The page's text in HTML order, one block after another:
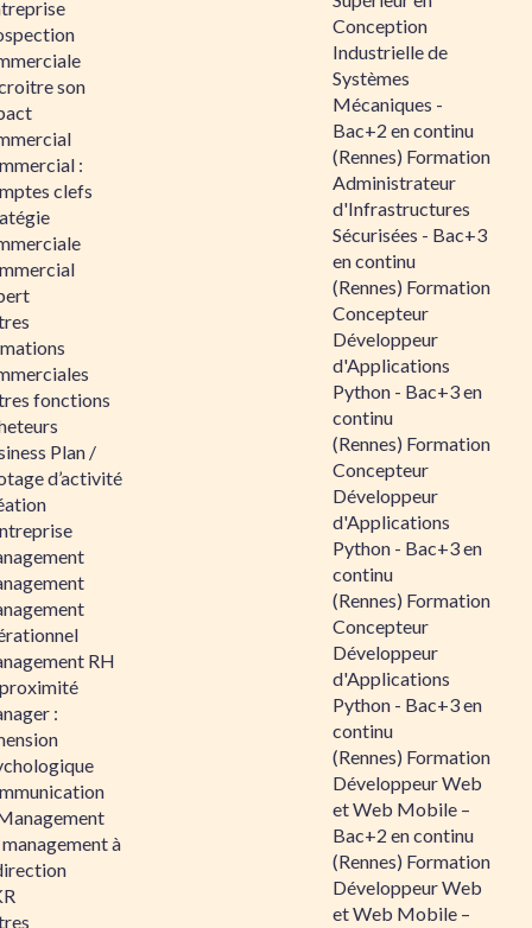
son
:
clefs
fonctions
Plan /
d’activité
RH
:
à
Conception
Industrielle de
Systèmes
Mécaniques -
Bac+2 en continu
(Rennes) Formation
Administrateur
d'Infrastructures
Sécurisées - Bac+3
en continu
(Rennes) Formation
Concepteur
Développeur
d'Applications
Python - Bac+3 en
continu
(Rennes) Formation
Concepteur
Développeur
d'Applications
Python - Bac+3 en
continu
(Rennes) Formation
Concepteur
Développeur
d'Applications
Python - Bac+3 en
continu
(Rennes) Formation
Développeur Web
et Web Mobile –
Bac+2 en continu
(Rennes) Formation
Développeur Web
et Web Mobile –